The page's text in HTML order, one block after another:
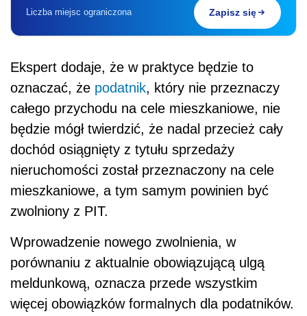
Liczba miejsc ograniczona Zapisz się
Ekspert dodaje, że w praktyce będzie to
oznaczać, że podatnik, który nie przeznaczy
całego przychodu na cele mieszkaniowe, nie
będzie mógł twierdzić, że nadal przecież cały
dochód osiągnięty z tytułu sprzedaży
nieruchomości został przeznaczony na cele
mieszkaniowe, a tym samym powinien być
zwolniony z PIT.
Wprowadzenie nowego zwolnienia, w
porównaniu z aktualnie obowiązującą ulgą
meldunkową, oznacza przede wszystkim
więcej obowiązków formalnych dla podatników.